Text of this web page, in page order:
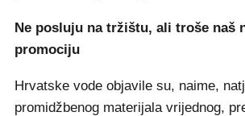
Ne posluju na tržištu, ali troše naš
promociju
Hrvatske vode objavile su, naime,
promidžbenog materijala vrijednog,